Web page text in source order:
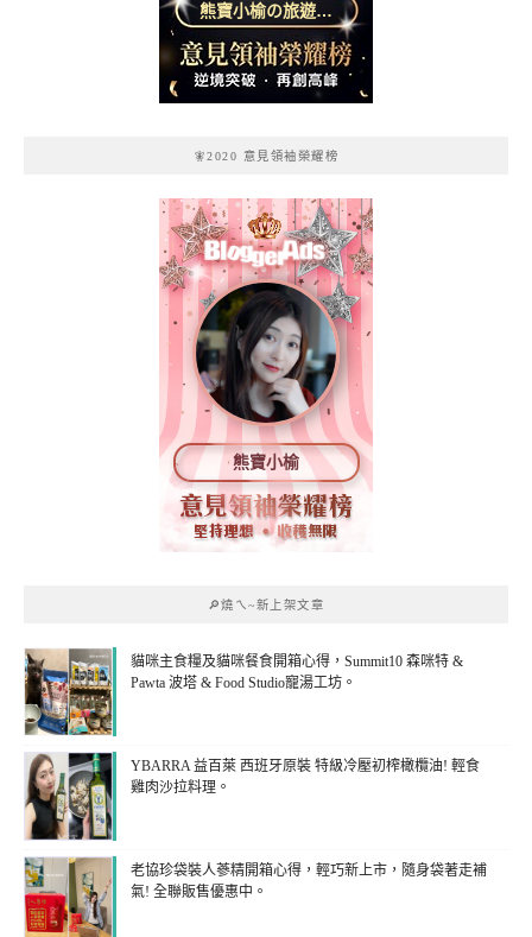
熊寶小榆の旅遊日
記
🧚2020 意見領袖榮耀榜
熊寶小榆
🔎燒ㄟ~新上架文章
貓咪主食糧及貓咪餐食開箱心得，Summit10 森咪特 &
Pawta 波塔 & Food Studio寵湯工坊。
YBARRA 益百萊 西班牙原裝 特級冷壓初榨橄欖油! 輕食
雞肉沙拉料理。
老協珍袋裝人蔘精開箱心得，輕巧新上市，隨身袋著走補
氣! 全聯販售優惠中。